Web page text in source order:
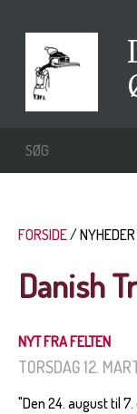
FORSIDE NYHEDER
Danish
NYT FRA FELTEN
TORSDAG 12.
"Den 24. august til